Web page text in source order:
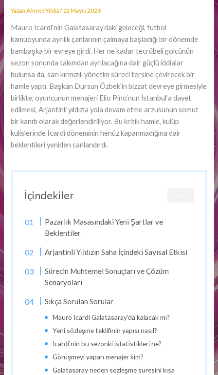
YazanAhmet Yıldız/12 Mayıs 2026
Mauro Icardi’nin Galatasaray’daki geleceği, futbol
kamuoyunda ayrılık çanlarının çalmaya başladığı bir dönemde
bambaşka bir evreye girdi. Her ne kadar tecrübeli golcünün
sezon sonunda takımdan ayrılacağına dair güçlü iddialar
bulunsa da, sarı kırmızılı yönetim süreci tersine çevirecek bir
hamle yaptı. Başkan Dursun Özbek’in bizzat devreye girmesiyle
birlikte, oyuncunun menajeri Elio Pino’nun İstanbul’a davet
edilmesi, Arjantinli yıldızla yola devam etme arzusunun somut
bir kanıtı olarak değerlendiriliyor. Bu kritik hamle, kulüp
kulislerinde Icardi döneminin henüz kapanmadığına dair
beklentileri yeniden canlandırdı.
İçindekiler
Pazarlık Masasındaki Yeni Şartlar ve
Beklentiler
Arjantinli Yıldızın Saha İçindeki Sayısal Etkisi
Sürecin Muhtemel Sonuçları ve Çözüm
Senaryoları
Sıkça Sorulan Sorular
Mauro Icardi Galatasaray’da kalacak mı?
Yeni sözleşme teklifinin yapısı nasıl?
Icardi’nin bu sezonki istatistikleri ne?
Görüşmeyi yapan menajer kim?
Galatasaray neden sözleşme süresini kısa